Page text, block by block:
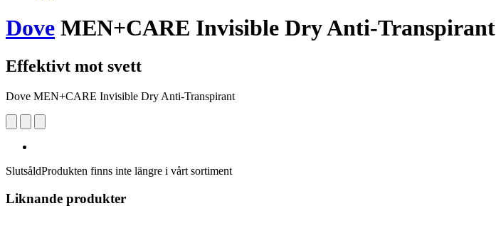
Dove MEN+CARE Invisible Dry Anti-Transpirant
Effektivt mot svett
Dove MEN+CARE Invisible Dry Anti-Transpirant
SlutsåldProdukten finns inte längre i vårt sortiment
Liknande produkter